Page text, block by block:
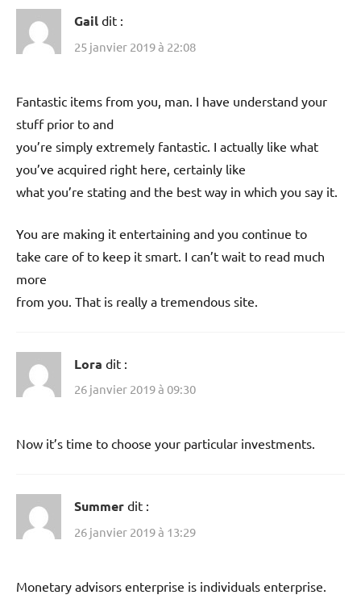
Gail dit :
25 janvier 2019 à 22:08
Fantastic items from you, man. I have understand your
stuff prior to and
you’re simply extremely fantastic. I actually like what
you’ve acquired right here, certainly like
what you’re stating and the best way in which you say it.
You are making it entertaining and you continue to
take care of to keep it smart. I can’t wait to read much
more
from you. That is really a tremendous site.
Lora dit :
26 janvier 2019 à 09:30
Now it’s time to choose your particular investments.
Summer dit :
26 janvier 2019 à 13:29
Monetary advisors enterprise is individuals enterprise.